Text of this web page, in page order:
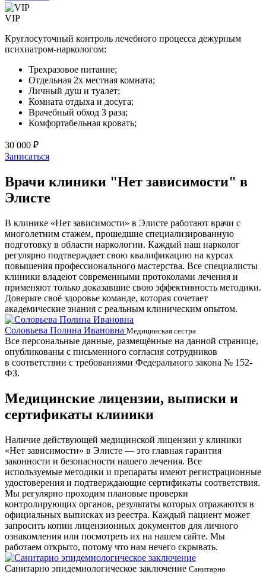
VIP
Круглосуточный контроль лечебного процесса дежурным
психиатром-наркологом:
Трехразовое питание;
Отдельная 2х местная комната;
Личный душ и туалет;
Комната отдыха и досуга;
Врачебный обход 3 раза;
Комфортабельная кровать;
30 000 ₽
Записаться
Врачи клиники "Нет зависимости" в
Элисте
В клинике «Нет зависимости» в Элисте работают врачи с
многолетним стажем, прошедшие специализированную
подготовку в области наркологии. Каждый наш нарколог
регулярно подтверждает свою квалификацию на курсах
повышения профессионального мастерства. Все специалисты
клиники владеют современными протоколами лечения и
применяют только доказавшие свою эффективность методики.
Доверьте своё здоровье команде, которая сочетает
академические знания с реальным клиническим опытом.
Соловьева Полина Ивановна Медицинская сестра
Все персональные данные, размещённые на данной странице,
опубликованы с письменного согласия сотрудников
в соответствии с требованиями Федерального закона № 152-
ФЗ.
Медицинские лицензии, выписки и
сертификаты клиники
Наличие действующей медицинской лицензии у клиники
«Нет зависимости» в Элисте — это главная гарантия
законности и безопасности нашего лечения. Все
используемые методики и препараты имеют регистрационные
удостоверения и подтверждающие сертификаты соответствия.
Мы регулярно проходим плановые проверки
контролирующих органов, результаты которых отражаются в
официальных выписках из реестра. Каждый пациент может
запросить копии лицензионных документов для личного
ознакомления или посмотреть их на нашем сайте. Мы
работаем открыто, потому что нам нечего скрывать.
Санитарно эпидемиологическое заключение Санитарно